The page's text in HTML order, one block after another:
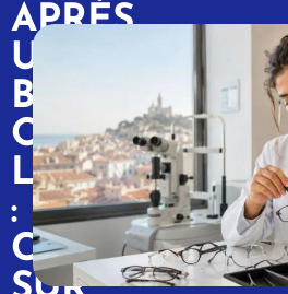
APRÈS
UN
BTS
OPTICIEN-
LUNETIER
:
CAP